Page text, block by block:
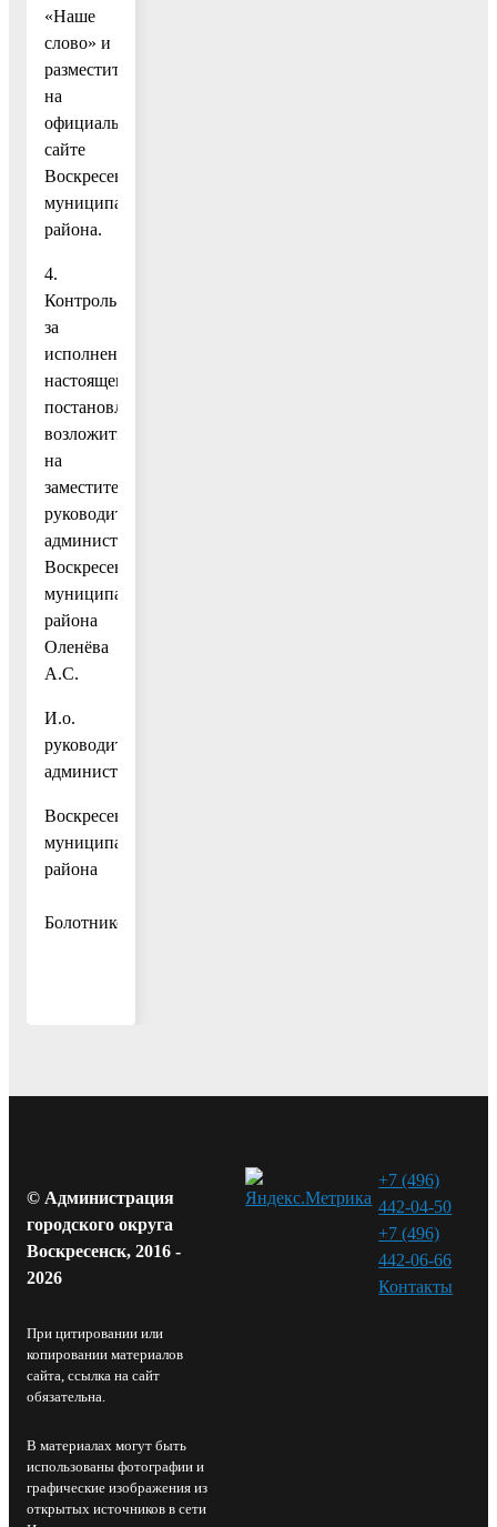
«Наше
слово» и
разместить
на
официальном
сайте
Воскресенского
муниципального
района.
4.
Контроль
за
исполнением
настоящего
постановления
возложить
на
заместителя
руководителя
администрации
Воскресенского
муниципального
района
Оленёва
А.С.
И.о.
руководителя
администрации
Воскресенского
муниципального
района
Болотников
© Администрация
городского округа
Воскресенск, 2016 -
2026
При цитировании или
копировании материалов
сайта, ссылка на сайт
обязательна.
В материалах могут быть
использованы фотографии и
графические изображения из
открытых источников в сети
+7 (496)
442-04-50
+7 (496)
442-06-66
Контакты⁠